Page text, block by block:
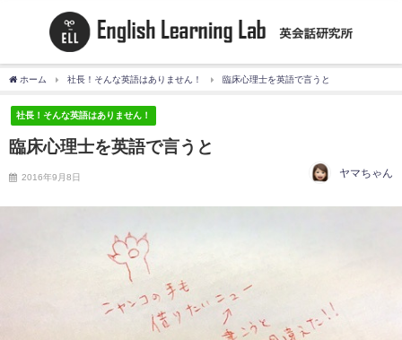
ホーム 社長！そんな英語はありません！ 臨床心理士を英語で言うと
社長！そんな英語はありません！
臨床心理士を英語で言うと
2016年9月8日 ヤマちゃん